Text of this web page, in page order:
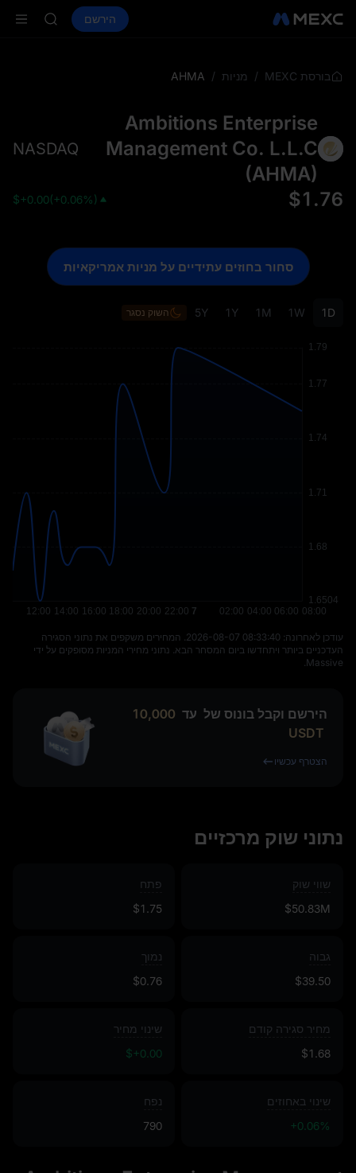
ספוט חוזים עתידייםהירשם
ACE
HFT
SPCX
Live
בורסת MEXC / מניות /
AHMA
Ambitions Enterprise
Management Co. L.L.C
(AHMA)
NASDAQ
$1.76
$+0.00(+0.06%)
1D
1W
1M
1Y
5Y השוק נסגר
עודכן לאחרונה: ⁦2026-08-07 08:33:40⁩. המחירים משקפים את נתוני הסגירה
העדכניים ביותר ויתחדשו ביום המסחר הבא. נתוני מחירי המניות מסופקים על ידי
Massive.
סחור בחוזים עתידיים על מניות אמריקאיות
הירשם וקבל בונוס של עד 10,000
USDT
הצטרף עכשיו
נתוני שוק מרכזיים
שווי שוק
$50.83M
פתח
$1.75
גבוה
$39.50
נמוך
$0.76
מחיר סגירה קודם
$1.68
שינוי מחיר
$+0.00
שינוי באחוזים
+0.06%
נפח
790